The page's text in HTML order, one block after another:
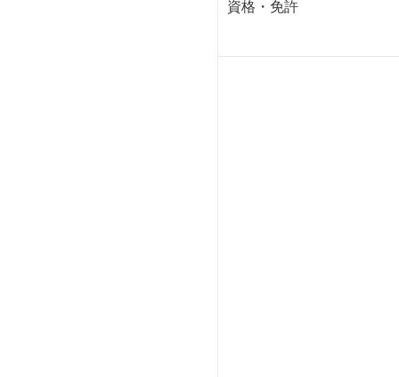
資格・免許